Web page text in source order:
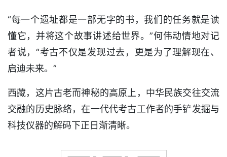
“每一个遗址都是一部无字的书，我们的任务就是读
懂它，并将这个故事讲述给世界。”何伟动情地对记
者说，“考古不仅是发现过去，更是为了理解现在、
启迪未来。”
西藏，这片古老而神秘的高原上，中华民族交往交流
交融的历史脉络，在一代代考古工作者的手铲发掘与
科技仪器的解码下正日渐清晰。